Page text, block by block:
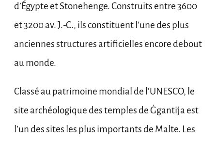
d’Égypte et Stonehenge. Construits entre 3600
et 3200 av. J.-C., ils constituent l’une des plus
anciennes structures artificielles encore debout
au monde.
Classé au patrimoine mondial de l’UNESCO, le
site archéologique des temples de Ġgantija est
l’un des sites les plus importants de Malte. Les